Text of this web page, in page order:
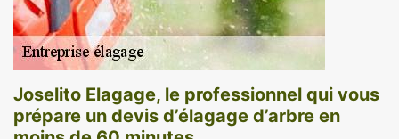
Joselito Elagage, le professionnel qui vous
prépare un devis d’élagage d’arbre en